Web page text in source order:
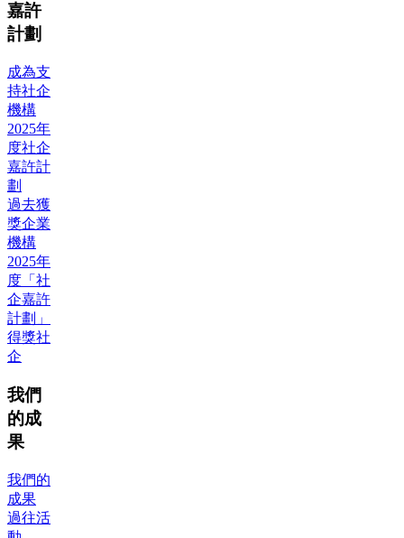
嘉許
計劃
成為支
持社企
機構
2025年
度社企
嘉許計
劃
過去獲
獎企業
機構
2025年
度「社
企嘉許
計劃」
得獎社
企
我們
的成
果
我們的
成果
過往活